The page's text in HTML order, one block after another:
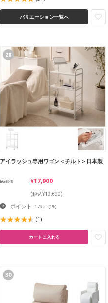
バリエーション一覧へ
28
アイラッシュ専用ワゴン＜チルト＞日本製
EG卸価 ¥17,900
(税込¥19,690)
ポイント : 179pt (1%)
(1)
カートに入れる
30